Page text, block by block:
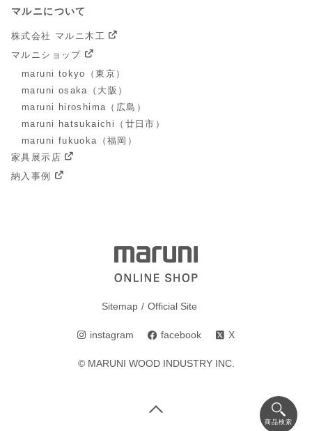
マルニについて
株式会社 マルニ木工
マルニショップ
maruni tokyo（東京）
maruni osaka（大阪）
maruni hiroshima（広島）
maruni hatsukaichi（廿日市）
maruni fukuoka（福岡）
家具展示店
納入事例
Sitemap Official Site
instagram facebook X
© MARUNI WOOD INDUSTRY INC.
商品検索